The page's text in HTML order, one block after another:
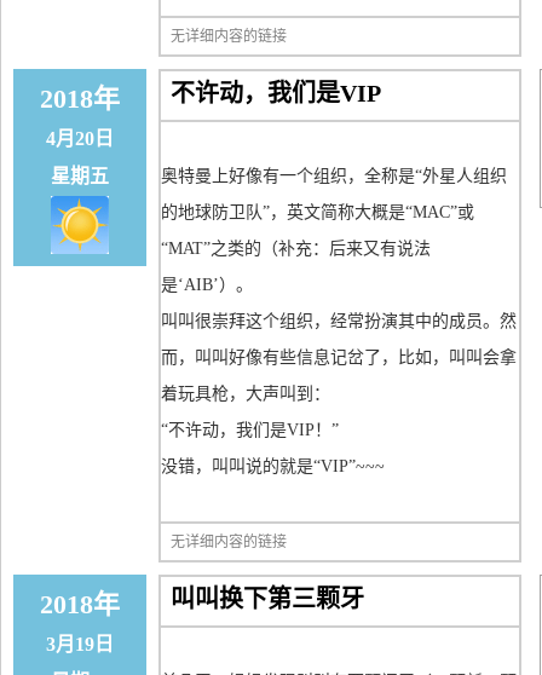
无详细内容的链接
2018年
4月20日
星期五
不许动，我们是VIP
奥特曼上好像有一个组织，全称是“外星人组织
的地球防卫队”，英文简称大概是“MAC”或
“MAT”之类的（补充：后来又有说法
是‘AIB’）。
叫叫很崇拜这个组织，经常扮演其中的成员。然
而，叫叫好像有些信息记岔了，比如，叫叫会拿
着玩具枪，大声叫到：
“不许动，我们是VIP！”
没错，叫叫说的就是“VIP”~~~
无详细内容的链接
2018年
3月19日
叫叫换下第三颗牙